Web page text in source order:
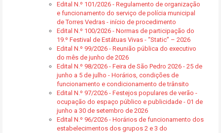
Edital N.º 101/2026 - Regulamento de organização
e funcionamento do serviço de polícia municipal
de Torres Vedras - início de procedimento
Edital N.º 100/2026 - Normas de participação do
19.º Festival de Estátuas Vivas - “Static” – 2026
Edital N.º 99/2026 - Reunião pública do executivo
do mês de junho de 2026
Edital N.º 98/2026 - Feira de São Pedro 2026 - 25 de
junho a 5 de julho - Horários, condições de
funcionamento e condicionamento de trânsito
Edital N.º 97/2026 - Festejos populares de verão -
ocupação do espaço público e publicidade - 01 de
junho a 30 de setembro de 2026
Edital N.º 96/2026 - Horários de funcionamento dos
estabelecimentos dos grupos 2 e 3 do